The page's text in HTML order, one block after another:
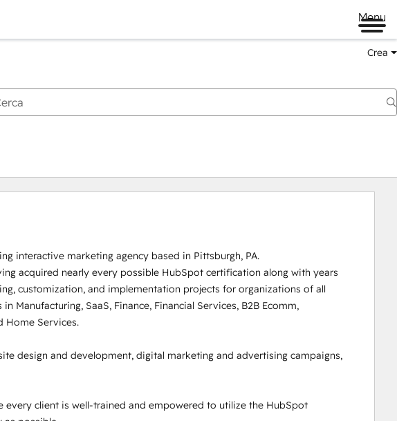
Menu
Crea
interactive marketing agency based in Pittsburgh, PA.
acquired nearly every possible HubSpot certification along with years
customization, and implementation projects for organizations of all
Manufacturing, SaaS, Finance, Financial Services, B2B Ecomm,
Home Services.
design and development, digital marketing and advertising campaigns,
every client is well-trained and empowered to utilize the HubSpot